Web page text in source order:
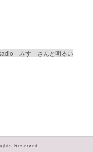
「みすゞさんと明るい
Reserved.